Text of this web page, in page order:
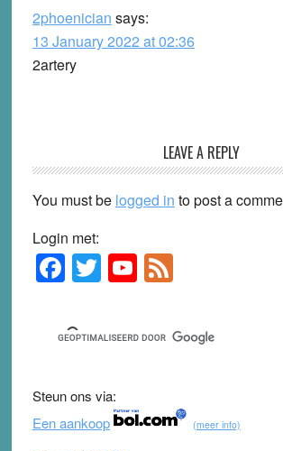
2phoenician says:
13 January 2022 at 02:36
2artery
LEAVE A REPLY
You must be logged in to post a
Login met:
Primary
Sidebar
F
a
c
e
b
o
o
T
wi
tt
er
Y
o
u
T
b
e
F
e
d
Steun ons via:
Een aankoop
(meer info)